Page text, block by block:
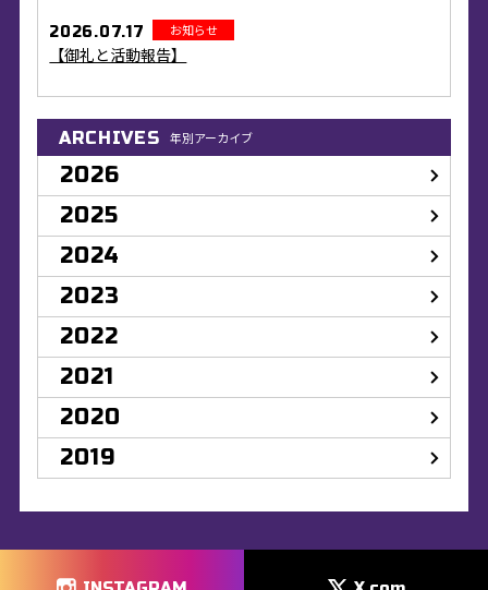
2026.07.17 お知らせ
【御礼と活動報告】
ARCHIVES 年別アーカイブ
2026
2025
2024
2023
2022
2021
2020
2019